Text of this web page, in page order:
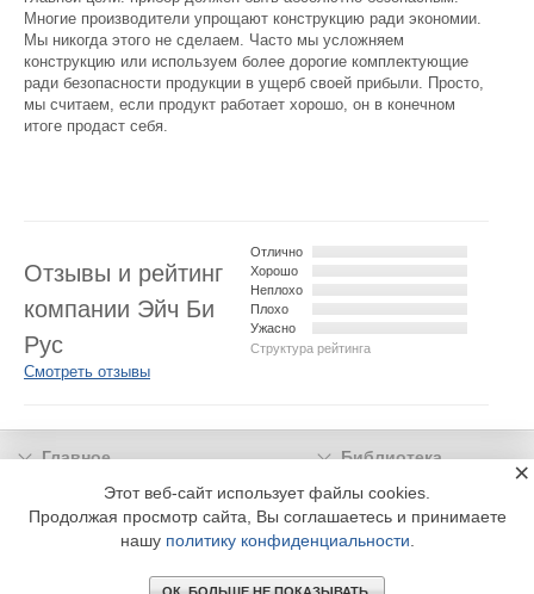
Многие производители упрощают конструкцию ради экономии.
Мы никогда этого не сделаем. Часто мы усложняем
конструкцию или используем более дорогие комплектующие
ради безопасности продукции в ущерб своей прибыли. Просто,
мы считаем, если продукт работает хорошо, он в конечном
итоге продаст себя.
Структура рейтинга
Отлично
Хорошо
Неплохо
Плохо
Ужасно
Отзывы и рейтинг
компании Эйч Би
Рус
Смотреть отзывы
Главное
Библиотека
Подписка
Реклама
Информация
© 2002 - 2026 OOO Издательский дом «МЕДИА ТЕХНОЛОДЖИ» +7 (495) 665-00-
Этот веб-сайт использует файлы cookies.
Продолжая просмотр сайта, Вы соглашаетесь и принимаете
нашу политику конфиденциальности
×